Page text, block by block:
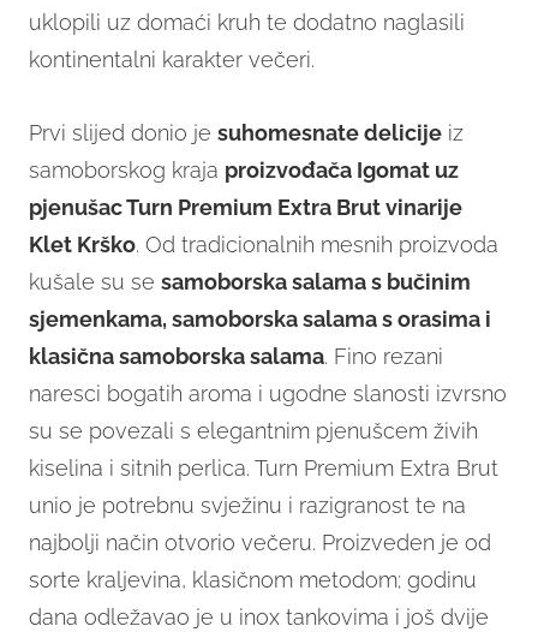
uklopili uz domaći kruh te dodatno naglasili
kontinentalni karakter večeri.
Prvi slijed donio je suhomesnate delicije iz
samoborskog kraja proizvođača Igomat uz
pjenušac Turn Premium Extra Brut vinarije
Klet Krško. Od tradicionalnih mesnih proizvoda
kušale su se samoborska salama s bučinim
sjemenkama, samoborska salama s orasima i
klasična samoborska salama. Fino rezani
naresci bogatih aroma i ugodne slanosti izvrsno
su se povezali s elegantnim pjenušcem živih
kiselina i sitnih perlica. Turn Premium Extra Brut
unio je potrebnu svježinu i razigranost te na
najbolji način otvorio večeru. Proizveden je od
sorte kraljevina, klasičnom metodom; godinu
dana odležavao je u inox tankovima i još dvije